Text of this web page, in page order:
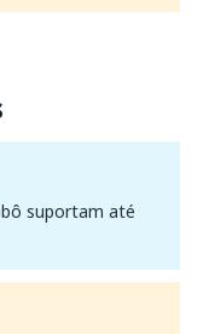
suportam até